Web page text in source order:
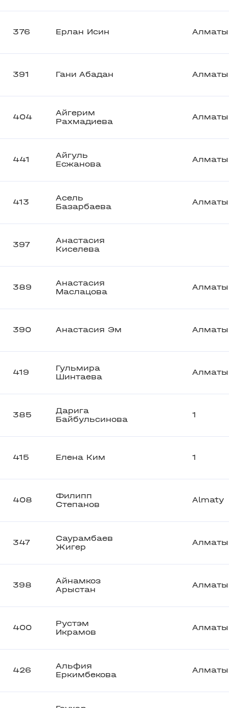
376 Ерлан Исин Алматы
391 Гани Абадан Алматы
404
Айгерим
Рахмадиева
Алматы
441
Айгуль
Есжанова
Алматы
413
Асель
Базарбаева
Алматы
397
Анастасия
Киселева
389
Анастасия
Маслацова
Алматы
390 Анастасия Эм Алматы
419
Гульмира
Шинтаева
Алматы
385
Дарига
Байбульсинова
1
415 Елена Ким 1
408
Филипп
Степанов
Almaty
347
Саурамбаев
Жигер
Алматы
398
Айнамкоз
Арыстан
Алматы
400
Рустэм
Икрамов
Алматы
426
Альфия
Еркимбекова
Алматы